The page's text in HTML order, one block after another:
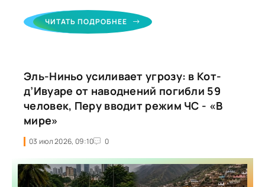
ЧИТАТЬ ПОДРОБНЕЕ
Эль-Ниньо усиливает угрозу: в Кот-
д’Ивуаре от наводнений погибли 59
человек, Перу вводит режим ЧС - «В
мире»
03 июл 2026, 09:10 0